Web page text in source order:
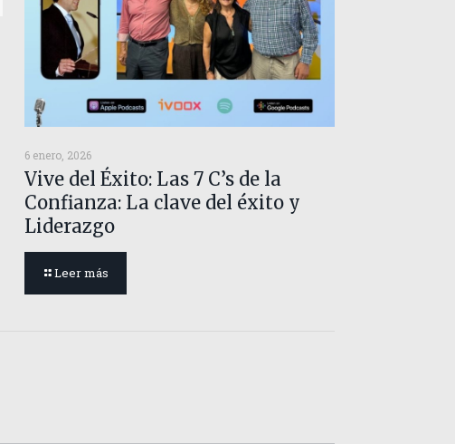
6 enero, 2026
Vive del Éxito: Las 7 C’s de la
Confianza: La clave del éxito y
Liderazgo
Leer más